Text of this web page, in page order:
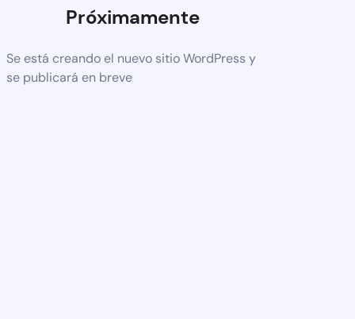
Próximamente
Se está creando el nuevo sitio WordPress y
se publicará en breve